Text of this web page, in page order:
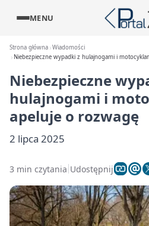
MENU
Strona główna Wiadomości
Niebezpieczne wypadki z hulajnogami i
Niebezpieczne
hulajnogami i
apeluje o rozwagę
2 lipca 2025
3 min czytania Udostępnij